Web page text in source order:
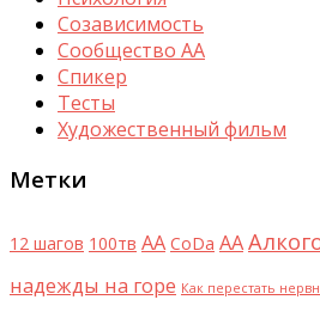
Созависимость
Сообщество АА
Спикер
Тесты
Художественный фильм
Метки
12 шагов 100тв AA CoDa АА
надежды на горе Как перестать